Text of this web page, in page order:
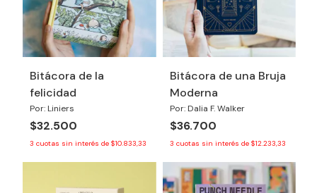
Bitácora de la
felicidad
Por: Liniers
$32.500
3 cuotas sin interés de $10.833,33
Bitácora de una Bruja
Moderna
Por: Dalia F. Walker
$36.700
3 cuotas sin interés de $12.233,33